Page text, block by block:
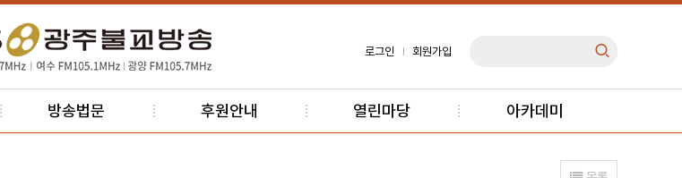
로그인 회원가입
방송법문 후원안내 열린마당 아카데미